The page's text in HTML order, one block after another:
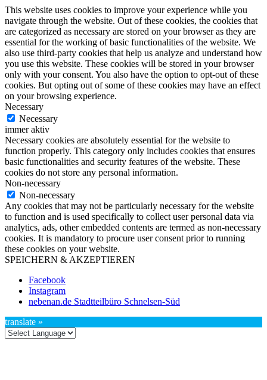
This website uses cookies to improve your experience while you
navigate through the website. Out of these cookies, the cookies that
are categorized as necessary are stored on your browser as they are
essential for the working of basic functionalities of the website. We
also use third-party cookies that help us analyze and understand how
you use this website. These cookies will be stored in your browser
only with your consent. You also have the option to opt-out of these
cookies. But opting out of some of these cookies may have an effect
on your browsing experience.
Necessary
Necessary
immer aktiv
Necessary cookies are absolutely essential for the website to
function properly. This category only includes cookies that ensures
basic functionalities and security features of the website. These
cookies do not store any personal information.
Non-necessary
Non-necessary
Any cookies that may not be particularly necessary for the website
to function and is used specifically to collect user personal data via
analytics, ads, other embedded contents are termed as non-necessary
cookies. It is mandatory to procure user consent prior to running
these cookies on your website.
SPEICHERN & AKZEPTIEREN
Facebook
Instagram
nebenan.de Stadtteilbüro Schnelsen-Süd
translate »